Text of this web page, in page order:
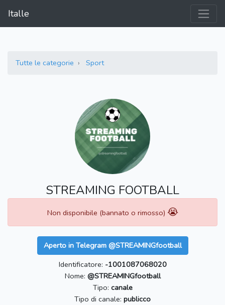
Italle
Tutte le categorie Sport
STREAMING FOOTBALL
Non disponibile (bannato o rimosso) 😭
Aperto in Telegram @STREAMINGfootball
Identificatore: -1001087068020
Nome: @STREAMINGfootball
Tipo: canale
Tipo di canale: publicco